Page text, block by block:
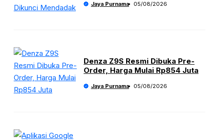
Jaya Purnama 05/08/2026
Denza Z9S Resmi Dibuka Pre-
Order, Harga Mulai Rp854 Juta
Jaya Purnama 05/08/2026